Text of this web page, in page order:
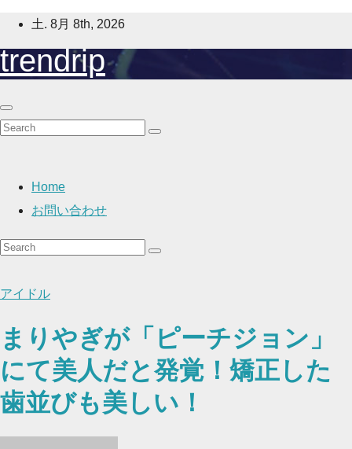
Skip
to
content
土. 8月 8th, 2026
trendrip
Home
お問い合わせ
アイドル
まりやぎが「ピーチジョン」
にて美人だと発覚！矯正した
歯並びも美しい！